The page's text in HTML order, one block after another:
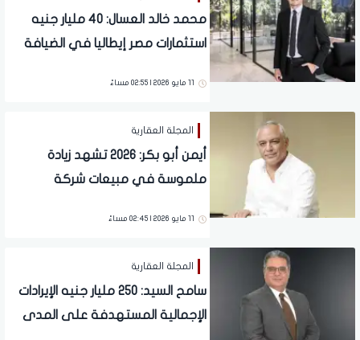
محمد خالد العسال: 40 مليار جنيه
استثمارات مصر إيطاليا في الضيافة
لوجهات متكاملة تدعم نمو السياحة
11 مايو 2026 | 02:55 مساءً
المجلة العقارية
أيمن أبو بكر: 2026 تشهد زيادة
ملموسة في مبيعات شركة
11 مايو 2026 | 02:45 مساءً
المجلة العقارية
سامح السيد: 250 مليار جنيه الإيرادات
الإجمالية المستهدفة على المدى